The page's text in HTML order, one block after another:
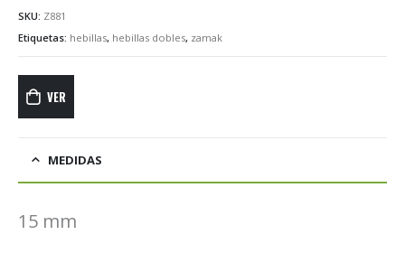
SKU: Z881
Etiquetas: hebillas, hebillas dobles, zamak
VER
MEDIDAS
15 mm